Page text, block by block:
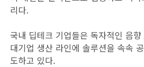
리다.
국내 딥테크 기업들은 독자적인 음
대기업 생산 라인에 솔루션을 속속
도하고 있다.